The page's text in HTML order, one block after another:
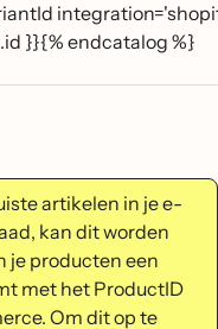
}}{% endcatalog %}
artikelen in je e-
kan dit worden
je producten een
met het ProductID
Om dit op te